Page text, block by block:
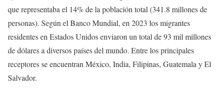
que representaba el 14% de la población total (341.8 millones de
personas). Según el Banco Mundial, en 2023 los migrantes
residentes en Estados Unidos enviaron un total de 93 mil millones
de dólares a diversos países del mundo. Entre los principales
receptores se encuentran México, India, Filipinas, Guatemala y El
Salvador.